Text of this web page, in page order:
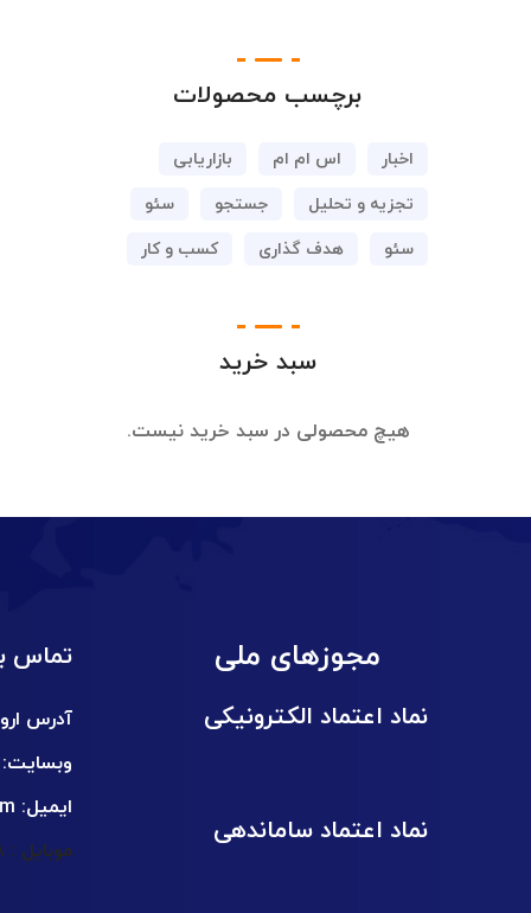
برچسب محصولات
اخبار اس ام ام
بازاریابی
تجزیه و تحلیل
جستجو
سئو
سئو
هدف گذاری کسب و کار
سبد خرید
هیچ محصولی در سبد خرید نیست.
تماس
آدرس
وبسایت:
ایمیل:
موبایل : 09024840408
مجوزهای ملی
نماد اعتماد الکترونیکی
نماد اعتماد ساماندهی